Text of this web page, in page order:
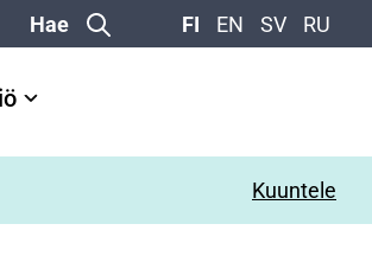
Hae FI EN SV RU
Kuuntele